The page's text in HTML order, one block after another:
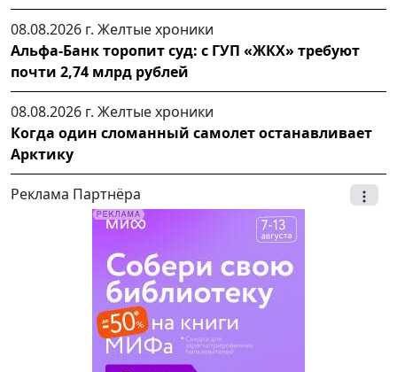
08.08.2026 г. Желтые хроники
Альфа-Банк торопит суд: с ГУП «ЖКХ» требуют
почти 2,74 млрд рублей
08.08.2026 г. Желтые хроники
Когда один сломанный самолет останавливает
Арктику
Реклама Партнёра